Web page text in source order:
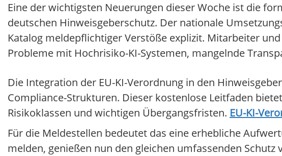
Eine der wichtigsten Neuerungen dieser Woche ist die
deutschen Hinweisgeberschutz. Der nationale
Katalog meldepflichtiger Verstöße explizit. Mitarbeiter
Probleme mit Hochrisiko-KI-Systemen, mangelnde
Die Integration der EU-KI-Verordnung in den
Compliance-Strukturen. Dieser kostenlose Leitfaden
Risikoklassen und wichtigen Übergangsfristen. EU-KI-
Für die Meldestellen bedeutet das eine erhebliche
melden, genießen nun den gleichen umfassenden